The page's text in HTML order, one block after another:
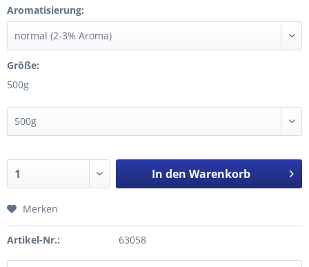
Aromatisierung:
Größe:
500g
In den Warenkorb
Merken
Artikel-Nr.: 63058